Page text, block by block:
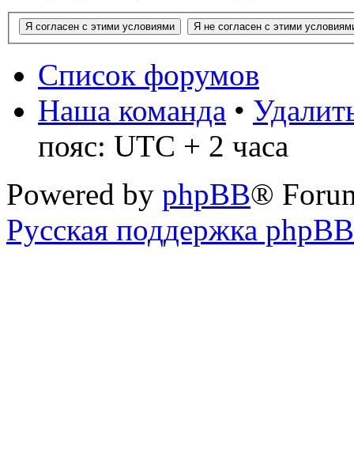
Список форумов
Наша команда •
пояс: UTC + 2 часа
Powered by phpBB®
Русская поддержка phpBB